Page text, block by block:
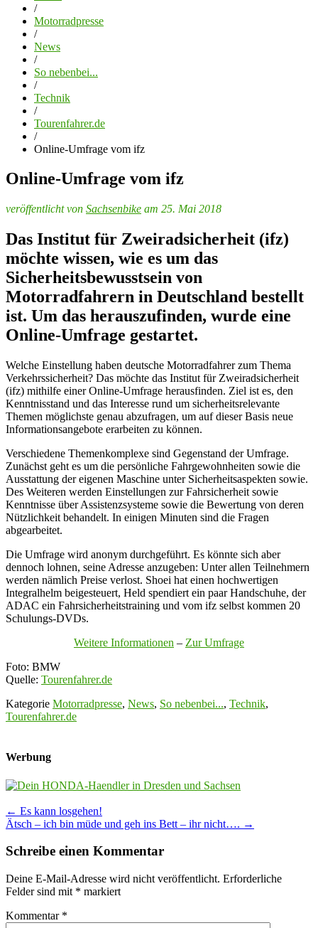
/
Motorradpresse
/
News
/
So nebenbei...
/
Technik
/
Tourenfahrer.de
/
Online-Umfrage vom ifz
Online-Umfrage vom ifz
veröffentlicht von Sachsenbike am 25. Mai 2018
Das Institut für Zweiradsicherheit (ifz)
möchte wissen, wie es um das
Sicherheitsbewusstsein von
Motorradfahrern in Deutschland bestellt
ist. Um das herauszufinden, wurde eine
Online-Umfrage gestartet.
Welche Einstellung haben deutsche Motorradfahrer zum Thema
Verkehrssicherheit? Das möchte das Institut für Zweiradsicherheit
(ifz) mithilfe einer Online-Umfrage herausfinden. Ziel ist es, den
Kenntnisstand und das Interesse rund um sicherheitsrelevante
Themen möglichste genau abzufragen, um auf dieser Basis neue
Informationsangebote erarbeiten zu können.
Verschiedene Themenkomplexe sind Gegenstand der Umfrage.
Zunächst geht es um die persönliche Fahrgewohnheiten sowie die
Ausstattung der eigenen Maschine unter Sicherheitsaspekten sowie.
Des Weiteren werden Einstellungen zur Fahrsicherheit sowie
Kenntnisse über Assistenzsysteme sowie die Bewertung von deren
Nützlichkeit behandelt. In einigen Minuten sind die Fragen
abgearbeitet.
Die Umfrage wird anonym durchgeführt. Es könnte sich aber
dennoch lohnen, seine Adresse anzugeben: Unter allen Teilnehmern
werden nämlich Preise verlost. Shoei hat einen hochwertigen
Integralhelm beigesteuert, Held spendiert ein paar Handschuhe, der
ADAC ein Fahrsicherheitstraining und vom ifz selbst kommen 20
Schulungs-DVDs.
Weitere Informationen – Zur Umfrage
Foto: BMW
Quelle: Tourenfahrer.de
Kategorie Motorradpresse, News, So nebenbei..., Technik,
Tourenfahrer.de
Werbung
Post
navigation
← Es kann losgehen!
Ätsch – ich bin müde und geh ins Bett – ihr nicht…. →
Schreibe einen Kommentar
Deine E-Mail-Adresse wird nicht veröffentlicht. Erforderliche
Felder sind mit * markiert
Kommentar *